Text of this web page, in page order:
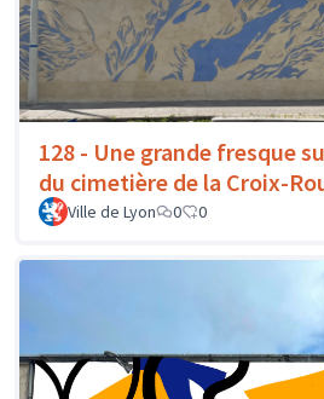
128 - Une grande fresque
du cimetière de la Croix-
Ville de Lyon 0 0